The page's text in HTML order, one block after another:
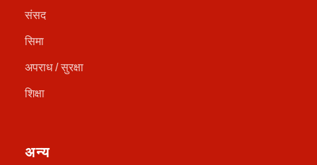
संसद
सिमा
अपराध / सुरक्षा
शिक्षा
अन्य